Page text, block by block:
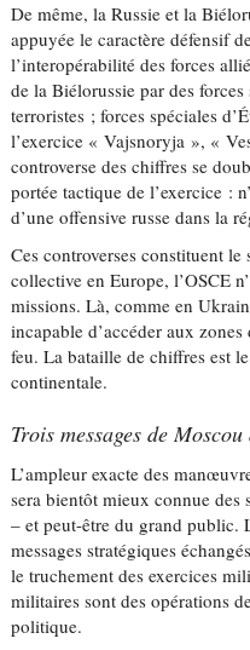
De même, la Russie et la
appuyée le caractère défensif
l’interopérabilité des forces
de la Biélorussie par des
terroristes ; forces spéciales
l’exercice « Vajsnoryja », «
controverse des chiffres se
portée tactique de l’exercice :
d’une offensive russe dans la
Ces controverses constituent
collective en Europe, l’OSCE
missions. Là, comme en
incapable d’accéder aux
feu. La bataille de chiffres est
continentale.
Trois messages de
L’ampleur exacte des
sera bientôt mieux connue
– et peut-être du grand public.
messages stratégiques
le truchement des exercices
militaires sont des opérations
politique.